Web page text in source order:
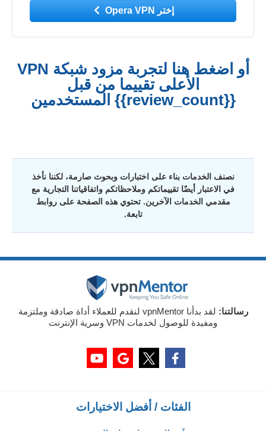
إختر Opera VPN
أو اضغط هنا لتجربة مزود شبكة VPN
الأعلى تقييما من قبل
{{review_count}} المستخدمين
نصنف الخدمات بناء على اختبارات وبحوث صارمة، لكننا نأخذ
في الاعتبار أيضًا تقييماتكم وملاحظاتكم واتفاقياتنا التجارية مع
مقدمي الخدمات الآخرين. تحتوي هذه الصفحة على روابط
تابعة.
رسالتنا:
لقد بدأنا vpnMentor لنقدم للعملاء أداة صادقة وملتزمة
ومفيدة للوصول لخدمات VPN وسرية الإنترنت
الفئات / أفضل الاختيارات